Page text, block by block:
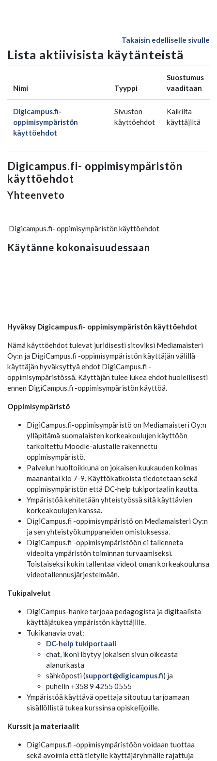
Takaisin edelliselle sivulle
Lista aktiivisista käytänteistä
Nimi Tyyppi
Suostumus
vaaditaan
Digicampus.fi-
oppimisympäristön
käyttöehdot
Sivuston
käyttöehdot
Kaikilta
käyttäjiltä
Digicampus.fi- oppimisympäristön
käyttöehdot
Yhteenveto
Digicampus.fi- oppimisympäristön käyttöehdot
Käytänne kokonaisuudessaan
Hyväksy Digicampus.fi- oppimisympäristön käyttöehdot
Nämä käyttöehdot tulevat juridisesti sitoviksi Mediamaisteri
Oy:n ja DigiCampus.fi -oppimisympäristön käyttäjän välillä
käyttäjän hyväksyttyä ehdot DigiCampus.fi -
oppimisympäristössä. Käyttäjän tulee lukea ehdot huolellisesti
ennen DigiCampus.fi -oppimisympäristön käyttöä.
Oppimisympäristö
DigiCampus.fi-oppimisympäristö on Mediamaisteri Oy:n
ylläpitämä suomalaisten korkeakoulujen käyttöön
tarkoitettu Moodle-alustalle rakennettu
oppimisympäristö.
Palvelun huoltoikkuna on jokaisen kuukauden kolmas
maanantai klo 7-9. Käyttökatkoista tiedotetaan sekä
oppimisympäristön että DC-help tukiportaalin kautta.
Ympäristöä kehitetään yhteistyössä sitä käyttävien
korkeakoulujen kanssa.
DigiCampus.fi -oppimisympäristö on Mediamaisteri Oy:n
ja sen yhteistyökumppaneiden omistuksessa.
DigiCampus.fi -oppimisympäristöön ei tallenneta
videoita ympäristön toiminnan turvaamiseksi.
Toistaiseksi kukin tallentaa videot oman korkeakoulunsa
videotallennusjärjestelmään.
Tukipalvelut
DigiCampus-hanke tarjoaa pedagogista ja digitaalista
käyttäjätukea ympäristön käyttäjille.
Tukikanavia ovat:
DC-help tukiportaali
chat, ikoni löytyy jokaisen sivun oikeasta
alanurkasta
sähköposti (support@digicampus.fi) ja
puhelin +358 9 4255 0555
Ympäristöä käyttävä opettaja sitoutuu tarjoamaan
sisällöllistä tukea kurssinsa opiskelijoille.
Kurssit ja materiaalit
DigiCampus.fi -oppimisympäristöön voidaan tuottaa
sekä avoimia että tietylle käyttäjäryhmälle rajattuja